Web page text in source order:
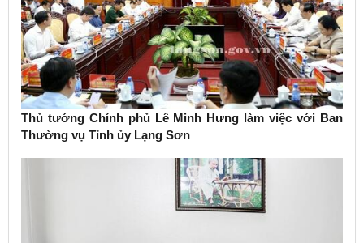
Thủ tướng Chính phủ Lê Minh Hưng làm việc với Ban
Thường vụ Tỉnh ủy Lạng Sơn